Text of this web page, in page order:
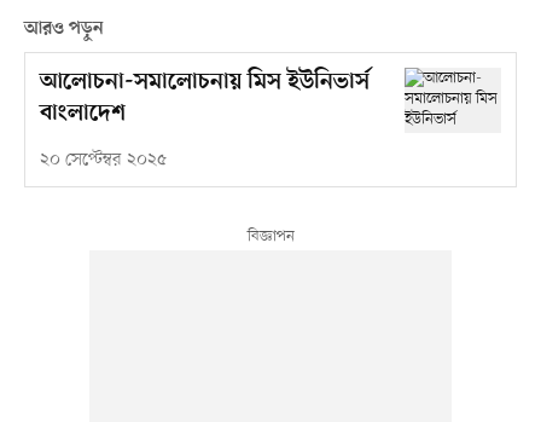
আরও পড়ুন
আলোচনা-সমালোচনায় মিস ইউনিভার্স
বাংলাদেশ
২০ সেপ্টেম্বর ২০২৫